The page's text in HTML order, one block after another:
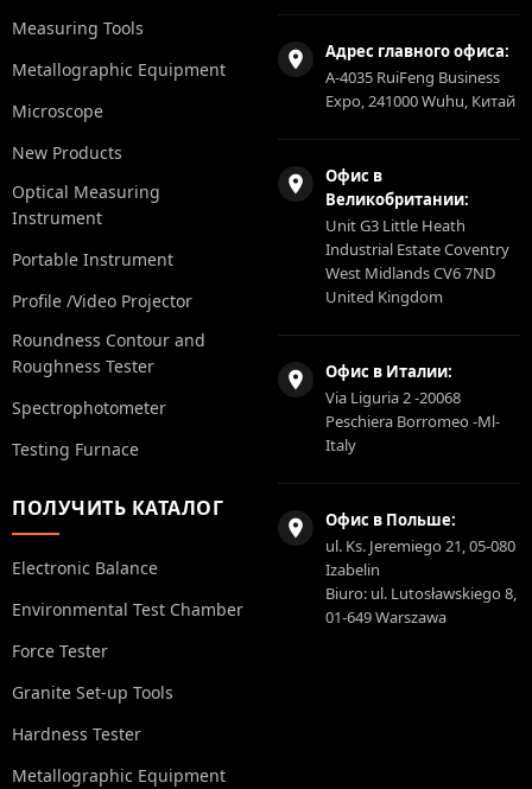
Measuring Tools
Metallographic Equipment
Microscope
New Products
Optical Measuring
Instrument
Portable Instrument
Profile /Video Projector
Roundness Contour and
Roughness Tester
Spectrophotometer
Testing Furnace
ПОЛУЧИТЬ КАТАЛОГ
Electronic Balance
Environmental Test Chamber
Force Tester
Granite Set-up Tools
Hardness Tester
Metallographic Equipment
Адрес главного офиса:
A-4035 RuiFeng Business
Expo, 241000 Wuhu, Китай
Офис в
Великобритании:
Unit G3 Little Heath
Industrial Estate Coventry
West Midlands CV6 7ND
United Kingdom
Офис в Италии:
Via Liguria 2 -20068
Peschiera Borromeo -Ml-
Italy
Офис в Польше:
ul. Ks. Jeremiego 21, 05-080
Izabelin
Biuro: ul. Lutosławskiego 8,
01-649 Warszawa